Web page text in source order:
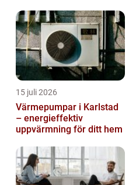
15 juli 2026
Värmepumpar i Karlstad
– energieffektiv
uppvärmning för ditt hem